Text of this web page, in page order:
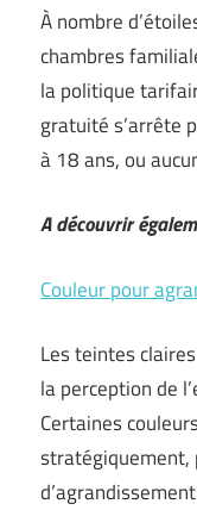
À nombre
chambres
la politique
gratuité s’arrête
à 18 ans, ou
A découvrir
Couleur pour
Les teintes
la perception de
Certaines